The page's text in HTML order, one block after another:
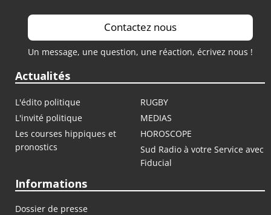
Contactez nous
Un message, une question, une réaction, écrivez nous !
Actualités
L'édito politique
RUGBY
L'invité politique
MEDIAS
Les courses hippiques et
pronostics
HOROSCOPE
Sud Radio à votre Service avec
Fiducial
Informations
Dossier de presse